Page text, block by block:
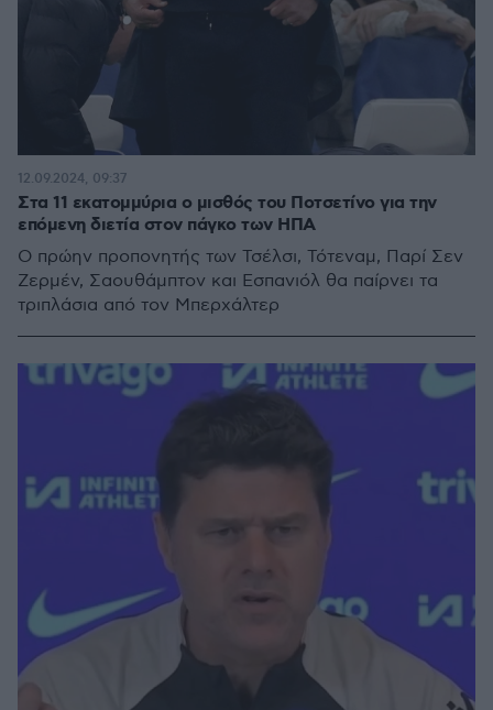
Στα 11 εκατομμύρια ο μισθός του Ποτσετίνο για την
επόμενη διετία στον πάγκο των ΗΠΑ
Ο πρώην προπονητής των Τσέλσι, Τότεναμ, Παρί Σεν
Ζερμέν, Σαουθάμπτον και Εσπανιόλ θα παίρνει τα
τριπλάσια από τον Μπερχάλτερ
12.09.2024, 09:37